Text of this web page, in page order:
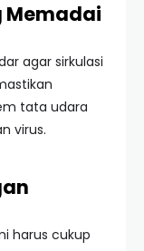
Memadai
agar sirkulasi
tata udara
virus.
harus cukup